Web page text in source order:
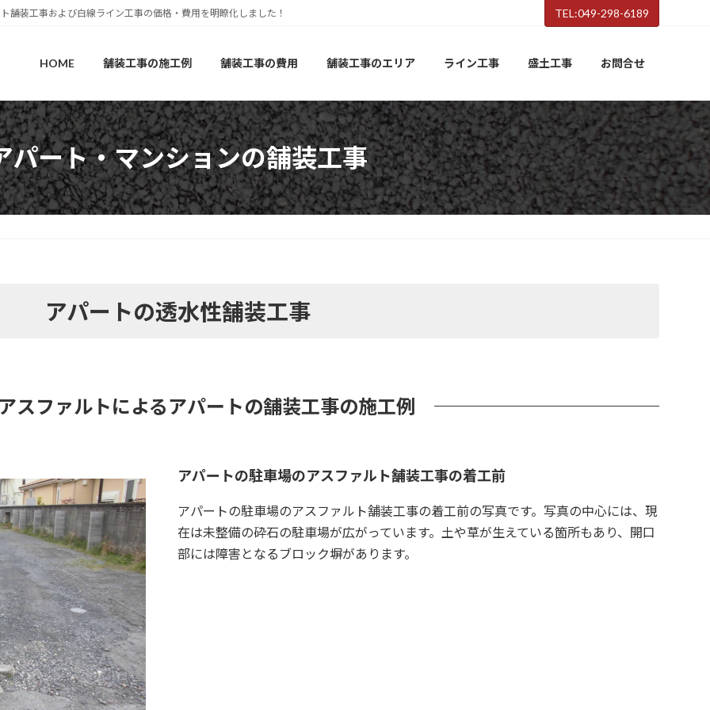
装工事および白線ライン工事の価格・費用を明瞭化しました！ TEL:049-298-6189
HOME 舗装工事の施工例 舗装工事の費用 舗装工事のエリア ライン工事 盛土工事 お問合せ
パート・マンションの舗装工事
アパートの透水性舗装工事
スファルトによるアパートの舗装工事の施工例
アパートの駐車場のアスファルト舗装工事の着工前
アパートの駐車場のアスファルト舗装工事の着工前の写真です。写真の中心には、現
在は未整備の砕石の駐車場が広がっています。土や草が生えている箇所もあり、開口
部には障害となるブロック塀があります。